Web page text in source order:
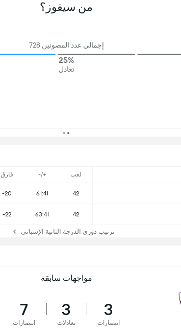
لعب +/- فارق
42
61:41
-20
42
63:41
-22
ترتيب دوري الدرجة الثانية الإسباني
من سيفوز؟
إجمالي عدد المصوتين 728
25%
تعادل
مواجهات سابقة
3
انتصارات
3
تعادلات
7
انتصارات